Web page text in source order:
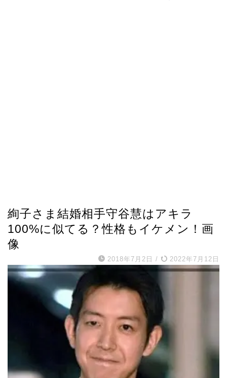
絢子さま結婚相手守谷慧はアキラ
100%に似てる？性格もイケメン！画
像
2018年7月2日 / 2022年7月12日